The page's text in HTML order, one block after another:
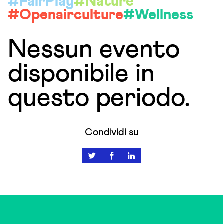
#Openairculture#Wellness
Nessun evento
disponibile in
questo periodo.
Condividi su